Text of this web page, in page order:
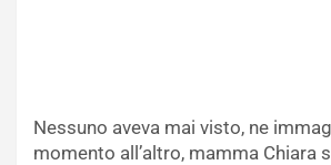
Nessuno aveva mai visto, ne
momento all’altro, mamma Chiara